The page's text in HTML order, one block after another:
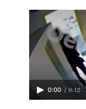
0:00 / 0:12